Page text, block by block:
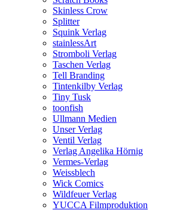
Skinless Crow
Splitter
Squink Verlag
stainlessArt
Stromboli Verlag
Taschen Verlag
Tell Branding
Tintenkilby Verlag
Tiny Tusk
toonfish
Ullmann Medien
Unser Verlag
Ventil Verlag
Verlag Angelika Hörnig
Vermes-Verlag
Weissblech
Wick Comics
Wildfeuer Verlag
YUCCA Filmproduktion